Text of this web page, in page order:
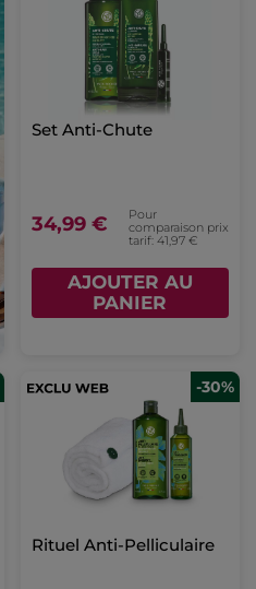
Set Anti-Chute
34,99 €
Pour
comparaison prix
tarif: 41,97 €
AJOUTER AU
PANIER
-30%
Rituel Anti-Pelliculaire